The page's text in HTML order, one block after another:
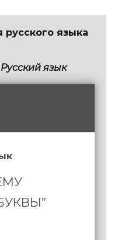
русского языка
Русский язык